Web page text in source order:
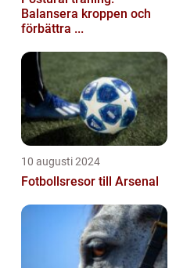
Balansera kroppen och
förbättra ...
10 augusti 2024
Fotbollsresor till Arsenal